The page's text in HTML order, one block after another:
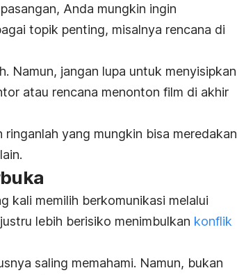
Anda mungkin ingin
topik penting, misalnya rencana di
Namun, jangan lupa untuk menyisipkan
atau rencana menonton film di akhir
yang mungkin bisa meredakan
kali memilih berkomunikasi melalui
lebih berisiko menimbulkan konflik
saling memahami. Namun, bukan